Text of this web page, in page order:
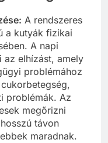
A rendszeres
a kutyák fizikai
A napi
az elhízást, amely
problémához
problémák. Az
megőrizni
távon
maradnak.